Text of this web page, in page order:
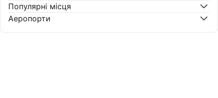
Популярні місця
Аеропорти